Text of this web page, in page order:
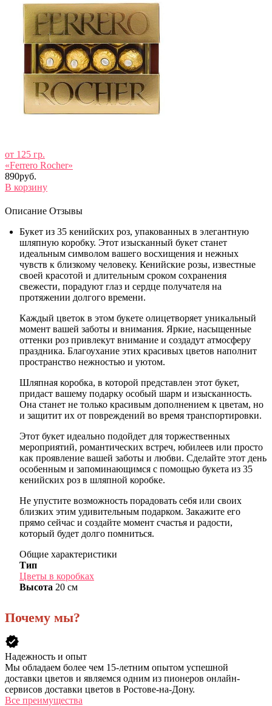
от 125 гр.
«Ferrero Rocher»
890руб.
В корзину
Описание Отзывы
Букет из 35 кенийских роз, упакованных в элегантную
шляпную коробку. Этот изысканный букет станет
идеальным символом вашего восхищения и нежных
чувств к близкому человеку. Кенийские розы, известные
своей красотой и длительным сроком сохранения
свежести, порадуют глаз и сердце получателя на
протяжении долгого времени.
Каждый цветок в этом букете олицетворяет уникальный
момент вашей заботы и внимания. Яркие, насыщенные
оттенки роз привлекут внимание и создадут атмосферу
праздника. Благоухание этих красивых цветов наполнит
пространство нежностью и уютом.
Шляпная коробка, в которой представлен этот букет,
придаст вашему подарку особый шарм и изысканность.
Она станет не только красивым дополнением к цветам, но
и защитит их от повреждений во время транспортировки.
Этот букет идеально подойдет для торжественных
мероприятий, романтических встреч, юбилеев или просто
как проявление вашей заботы и любви. Сделайте этот день
особенным и запоминающимся с помощью букета из 35
кенийских роз в шляпной коробке.
Не упустите возможность порадовать себя или своих
близких этим удивительным подарком. Закажите его
прямо сейчас и создайте момент счастья и радости,
который будет долго помниться.
Общие характеристики
Тип
Цветы в коробках
Высота 20 см
Почему мы?
verified
Надежность и опыт
Мы обладаем более чем 15-летним опытом успешной
доставки цветов и являемся одним из пионеров онлайн-
сервисов доставки цветов в Ростове-на-Дону.
Все преимущества